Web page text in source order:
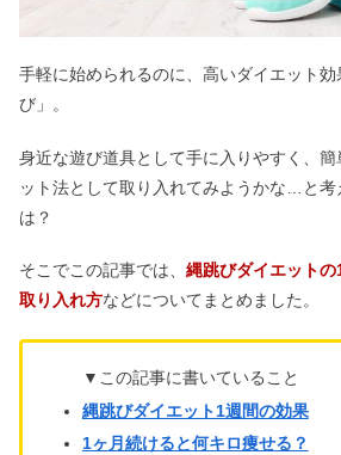
手軽に始められるのに、高いダイエット
び」。
身近な遊び道具として手に入りやすく、
ット法として取り入れてみようかな…と
は？
そこでこの記事では、 縄跳びダイエット
取り入れ方などについてまとめました。
▼この記事に書いていること
縄跳びダイエット1週間の効果
1ヶ月続けると何キロ痩せる？